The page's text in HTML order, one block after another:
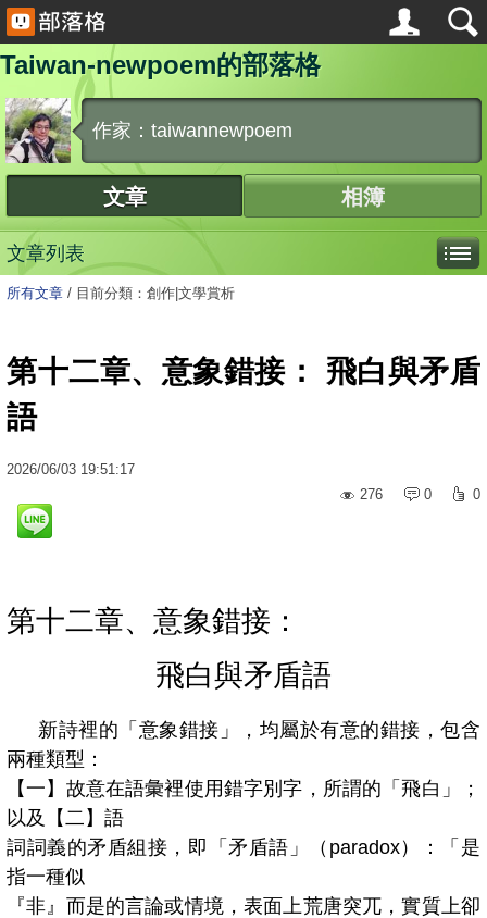
Taiwan-newpoem的部落格
作家：taiwannewpoem
文章 相簿
文章列表
所有文章 / 目前分類：創作|文學賞析
第十二章、意象錯接： 飛白與矛盾
語
2026/06/03 19:51:17
276
0 0
第十二章、意象錯接：
飛白與矛盾語
新詩裡的「意象錯接」，均屬於有意的錯接，包含
兩種類型：
【一】故意在語彙裡使用錯字別字，所謂的「飛白」；
以及【二】語
詞詞義的矛盾組接，即「矛盾語」（ paradox）：「是
指一種似
『非』而是的言論或情境，表面上荒唐突兀，實質上卻